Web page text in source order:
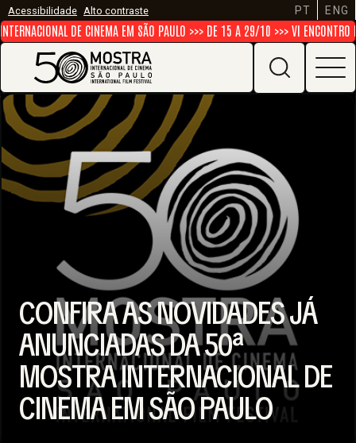
Acessibilidade Alto contraste PT ENG
DE CINEMA EM SÃO PAULO >>> DE 15 A 29/10 >>> VI
CONFIRA AS NOVIDADES JÁ
ANUNCIADAS DA 50ª
MOSTRA INTERNACIONAL DE
CINEMA EM SÃO PAULO